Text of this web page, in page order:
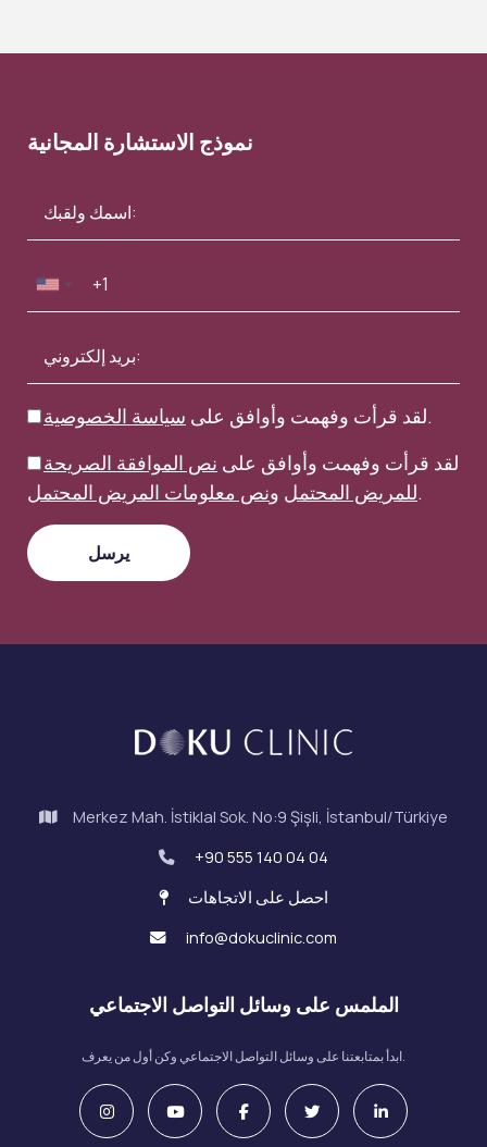
نموذج الاستشارة المجانية
لقد قرأت وفهمت وأوافق على سياسة الخصوصية
.
لقد قرأت وفهمت وأوافق على نص الموافقة الصريحة
للمريض المحتمل ونص معلومات المريض المحتمل .
Merkez Mah. İstiklal Sok. No:9 Şişli, İstanbul/Türkiye
+90 555 140 04 04
احصل على الاتجاهات
info@dokuclinic.com
الملمس على وسائل التواصل الاجتماعي
ابدأ بمتابعتنا على وسائل التواصل الاجتماعي وكن أول من يعرف.